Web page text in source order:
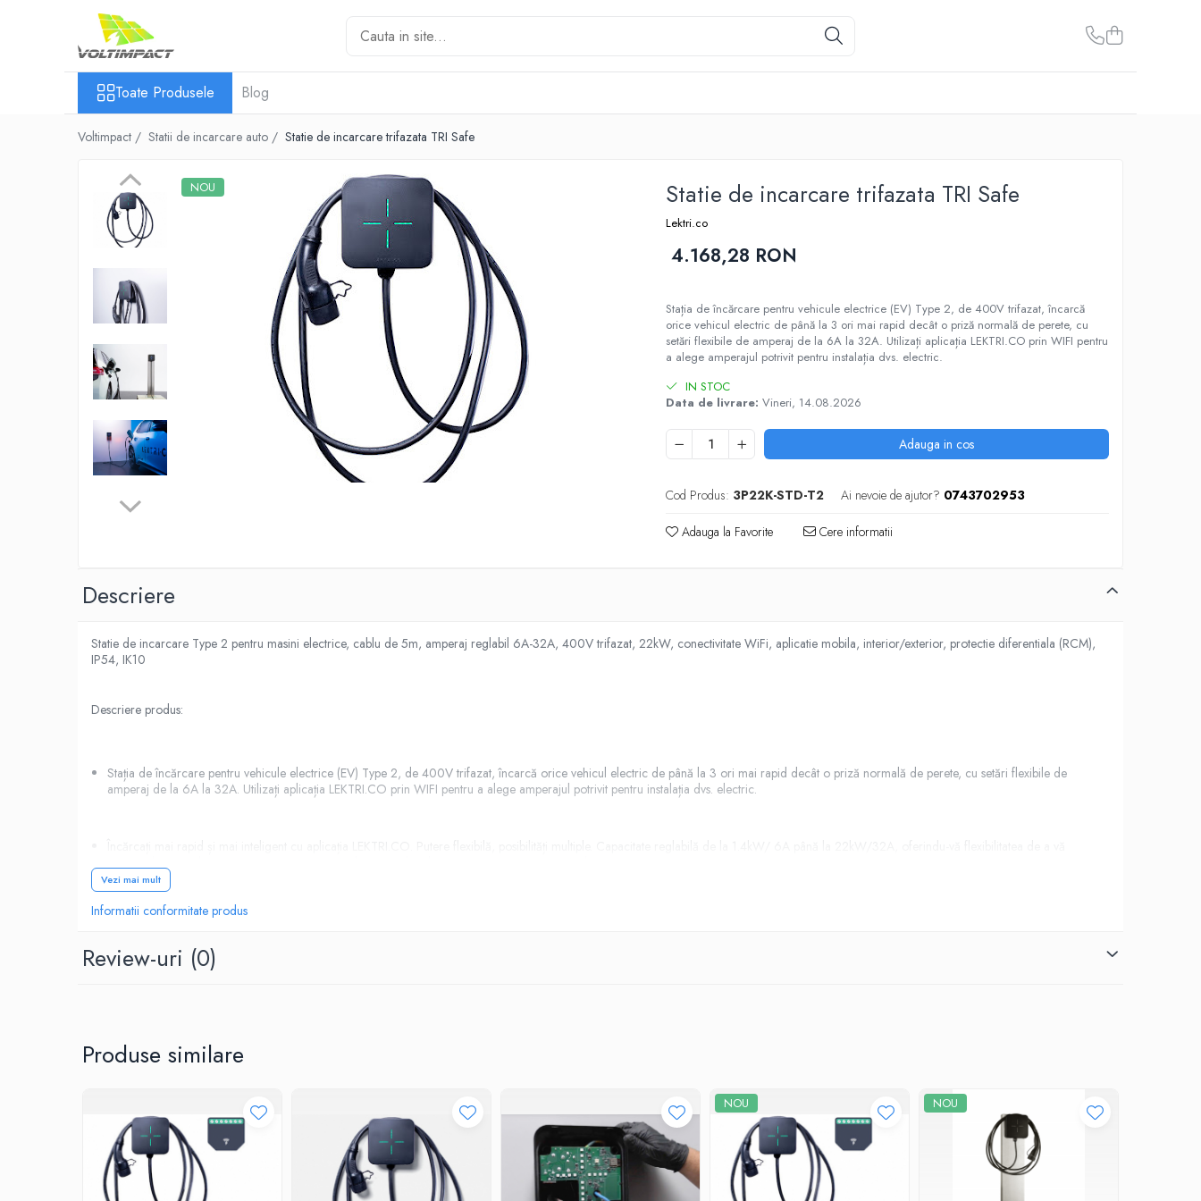
Toate Produsele
Statii de incarcare autoToate Produsele Blog
Voltimpact / Statii de incarcare auto / Statie de incarcare trifazata TRI Safe
Statie de incarcare trifazata TRI Safe
Lektri.co
NOU
4.168,28 RON
Stația de încărcare pentru vehicule electrice (EV) Type 2, de 400V trifazat, încarcă
orice vehicul electric de până la 3 ori mai rapid decât o priză normală de perete, cu
setări flexibile de amperaj de la 6A la 32A. Utilizați aplicația LEKTRI.CO prin WIFI pentru
a alege amperajul potrivit pentru instalația dvs. electric.
IN STOC
Data de livrare: Vineri, 14.08.2026
Adauga in cos
Cod Produs: 3P22K-STD-T2 Ai nevoie de ajutor? 0743702953
Adauga la Favorite Cere informatii
Descriere
Statie de incarcare Type 2 pentru masini electrice, cablu de 5m, amperaj reglabil 6A-32A, 400V trifazat, 22kW, conectivitate WiFi, aplicatie mobila, interior/exterior, protectie diferentiala (RCM),
IP54, IK10
Descriere produs:
Stația de încărcare pentru vehicule electrice (EV) Type 2, de 400V trifazat, încarcă orice vehicul electric de până la 3 ori mai rapid decât o priză normală de perete, cu setări flexibile de
amperaj de la 6A la 32A. Utilizați aplicația LEKTRI.CO prin WIFI pentru a alege amperajul potrivit pentru instalația dvs. electric.
Smart Home Ready - pregatit pentru o casa inteligenta cu aplicație dedicată pentru gestionarea încărcătorului, dar și cu diverse alte funcții:
Integrare cu platforma Home Assistant
Asistent de instalare si configurare
Adaptarea dinamica a puterii de incarcare (add-on EM)
Design compact și ergonomic realizat de celebra casă de design austriacă EOOS.
Funcționează cu toate mașinile electrice, testat pe toate modelele de EV de pe piață: Dacia Spring, Renault ZOE, Hyundai Kona și Ioniq, Kia NIRO, Volkswagen ID.3, ID.4, Nissan LEAF, Tesla
Models S, 3, X, Y, BMW i3, Jaguar I-PACE și multe altele.
Monetizare servicii de încărcare: Având protocolul standard de comunicatie OCPP 1.6, TRI se poate instala în locații cu acces public (parcari private, clădiri de birouri, spatii comerciale,
Vezi mai mult
Informatii conformitate produs
Review-uri (0)
Produse similare
NOU NOU